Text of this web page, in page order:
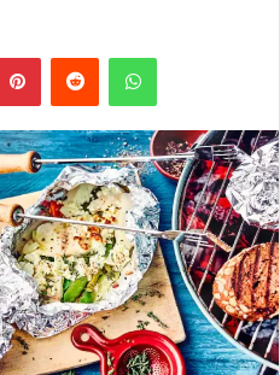
PinterestReddit WhatsApp